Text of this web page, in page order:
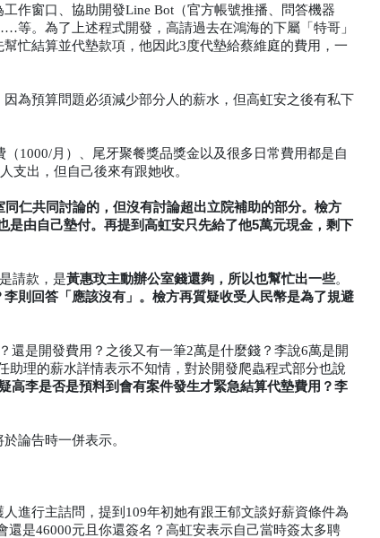
作窗口、協助開發Line Bot（官方帳號推播、問答機器
。為了上述程式開發，高請過去在鴻海的下屬「特哥」
忙結算並代墊款項，他因此3度代墊給蔡維庭的費用，一
為預算問題必須減少部分人的薪水，但高虹安之後有私下
1000/月）、尾牙聚餐獎品獎金以及很多日常費用都是自
支出，但自己後來有跟她收。
仁共同討論的，但沒有討論超出立院補助的部分。檢方
是由自己墊付。再提到高虹安只先給了他5萬元現金，剩下
請款，是黃惠玟主動辦公室錢還夠，所以也幫忙出一些。
則回答「應該沒有」。檢方再質疑收受人民幣是為了規避
還是開發費用？之後又有一筆2萬是什麼錢？李說6萬是開
理的薪水詳情表示不知情，對於開發爬蟲程式部分也說
高李是否是預料到會有案件發生才緊急結算代墊費用？李
論告時一併表示。
進行主詰問，提到109年初她有跟王郁文談好薪資條件為
是46000元且你還簽名？高虹安表示自己當時簽太多聘